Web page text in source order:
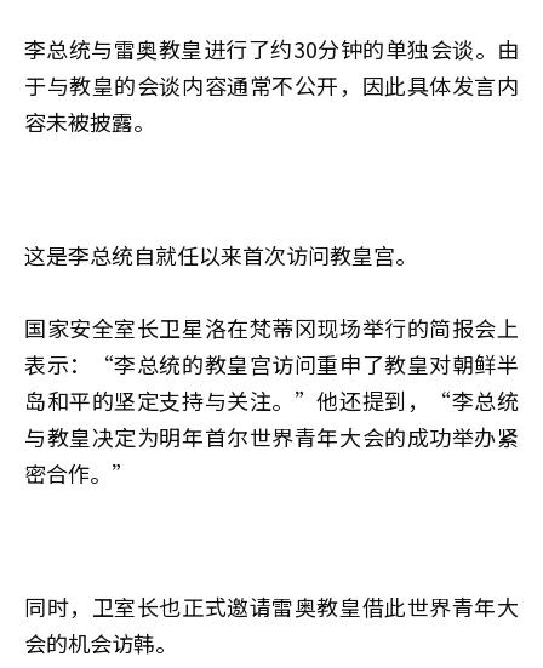
李总统与雷奥教皇进行了约30分钟的单独会谈。由
于与教皇的会谈内容通常不公开，因此具体发言内
容未被披露。
这是李总统自就任以来首次访问教皇宫。
国家安全室长卫星洛在梵蒂冈现场举行的简报会上
表示：“李总统的教皇宫访问重申了教皇对朝鲜半
岛和平的坚定支持与关注。”他还提到，“李总统
与教皇决定为明年首尔世界青年大会的成功举办紧
密合作。”
同时，卫室长也正式邀请雷奥教皇借此世界青年大
会的机会访韩。